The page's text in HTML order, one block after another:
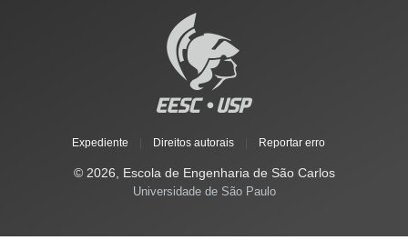
Expediente Direitos autorais Reportar erro
© 2026, Escola de Engenharia de São Carlos
Universidade de São Paulo